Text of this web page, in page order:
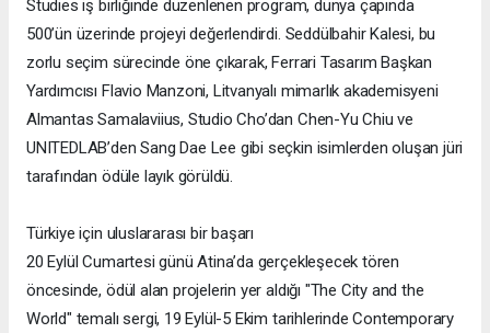
Studies iş birliğinde düzenlenen program, dünya çapında
500’ün üzerinde projeyi değerlendirdi. Seddülbahir Kalesi, bu
zorlu seçim sürecinde öne çıkarak, Ferrari Tasarım Başkan
Yardımcısı Flavio Manzoni, Litvanyalı mimarlık akademisyeni
Almantas Samalaviius, Studio Cho’dan Chen-Yu Chiu ve
UNITEDLAB’den Sang Dae Lee gibi seçkin isimlerden oluşan jüri
tarafından ödüle layık görüldü.
Türkiye için uluslararası bir başarı
20 Eylül Cumartesi günü Atina’da gerçekleşecek tören
öncesinde, ödül alan projelerin yer aldığı "The City and the
World" temalı sergi, 19 Eylül-5 Ekim tarihlerinde Contemporary